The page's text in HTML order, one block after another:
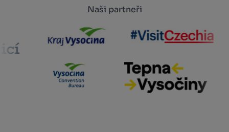
Naši partneři